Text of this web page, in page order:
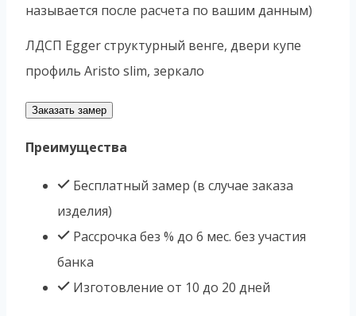
называется после расчета по вашим данным)
ЛДСП Egger структурный венге, двери купе
профиль Aristo slim, зеркало
Заказать замер
Преимущества
Бесплатный замер (в случае заказа
изделия)
Рассрочка без % до 6 мес. без участия
банка
Изготовление от 10 до 20 дней